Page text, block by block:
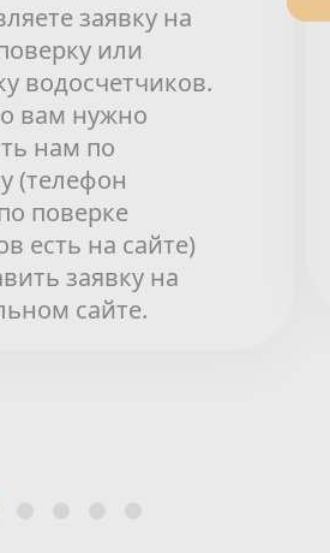
заявку на
или
водосчетчиков.
вам нужно
нам по
(телефон
поверке
есть на сайте)
заявку на
сайте.